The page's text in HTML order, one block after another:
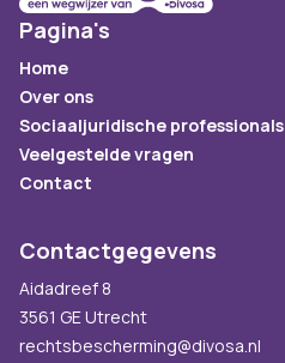
Pagina's
Home
Over ons
Sociaaljuridische professionals
Veelgestelde vragen
Contact
Contactgegevens
Aidadreef 8
3561 GE Utrecht
rechtsbescherming@divosa.nl